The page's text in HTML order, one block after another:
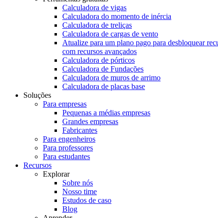
Calculadora de vigas
Calculadora do momento de inércia
Calculadora de treliças
Calculadora de cargas de vento
Atualize para um plano pago para desbloquear
com recursos avançados
Calculadora de pórticos
Calculadora de Fundações
Calculadora de muros de arrimo
Calculadora de placas base
Soluções
Para empresas
Pequenas a médias empresas
Grandes empresas
Fabricantes
Para engenheiros
Para professores
Para estudantes
Recursos
Explorar
Sobre nós
Nosso time
Estudos de caso
Blog